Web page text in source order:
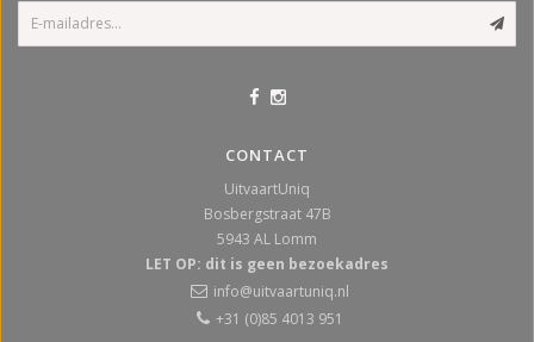
CONTACT
UitvaartUniq
Bosbergstraat 47B
5943 AL Lomm
LET OP: dit is geen bezoekadres
info@uitvaartuniq.nl
+31 (0)85 4013 951